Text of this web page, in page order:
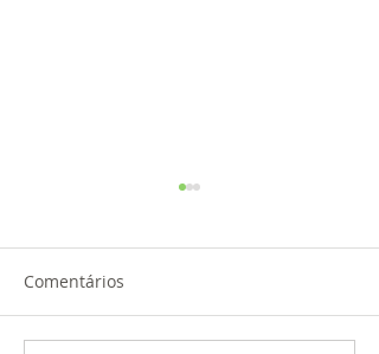
Sobre dias felizes!
Comentários